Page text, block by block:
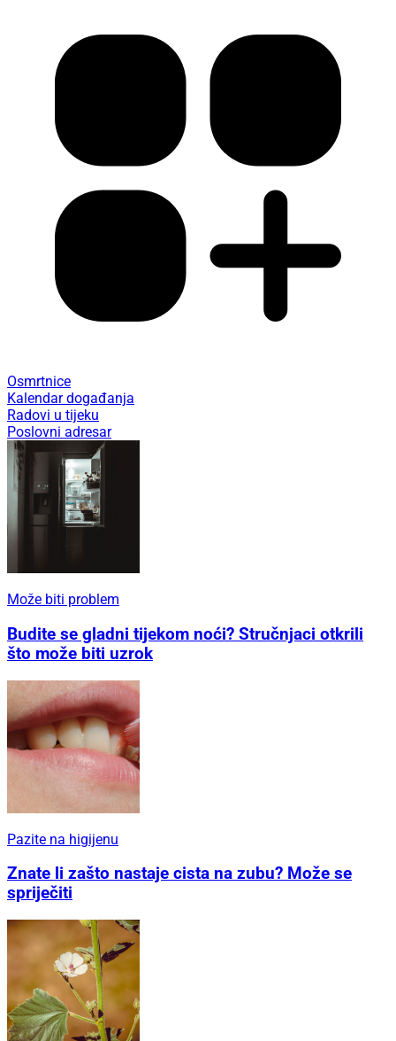
Osmrtnice
Kalendar događanja
Radovi u tijeku
Poslovni adresar
Može biti problem
Budite se gladni tijekom noći? Stručnjaci otkrili
što može biti uzrok
Pazite na higijenu
Znate li zašto nastaje cista na zubu? Može se
spriječiti